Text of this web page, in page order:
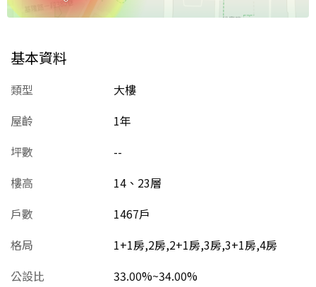
基本資料
類型
大樓
屋齡
1年
坪數
--
樓高
14、23層
戶數
1467戶
格局
1+1房,2房,2+1房,3房,3+1房,4房
公設比
33.00%~34.00%